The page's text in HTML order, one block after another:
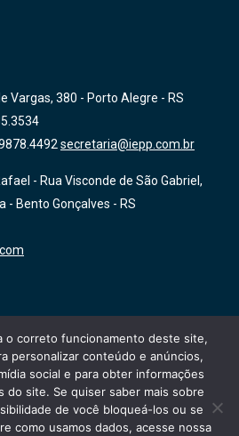
Vargas, 380 - Porto Alegre - RS
secretaria@iepp.com.br
- Rua Visconde de São Gabriel,
- Bento Gonçalves - RS
de emails para receber novidades
e eventos!
o correto funcionamento deste site,
personalizar conteúdo e anúncios,
social e para obter informações
do site. Se quiser saber mais sobre
de você bloqueá-los ou se
como usamos dados, acesse nossa